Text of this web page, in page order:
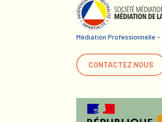
Médiation Professionnelle -
CONTACTEZ NOUS